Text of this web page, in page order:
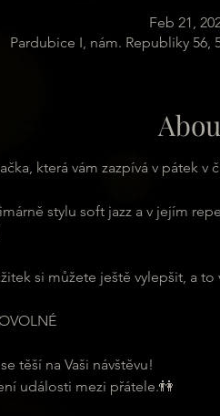
Feb 21,
Pardubice I, nám. Republiky 56,
která vám zazpívá v pátek v
stylu soft jazz a v jejím
si můžete ještě vylepšit, a
těší na Vaši návštěvu!
události mezi přátele.👫